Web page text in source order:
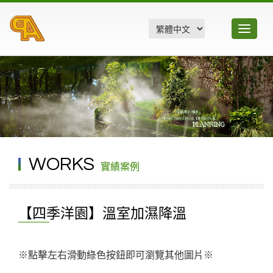
Toggle
WORKS 實績案例
【四季洋園】溫室加濕降溫
※點擊左右滑動綠色按鈕即可瀏覽其他圖片※